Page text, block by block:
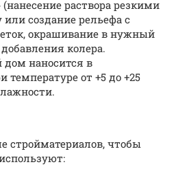
раствора резкими
создание рельефа с
окрашивание в нужный
колера.
наносится в
температуре от +5 до +25
стройматериалов, чтобы